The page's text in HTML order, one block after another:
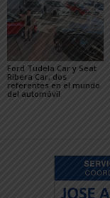
Ford Tudela Car y Seat
Ribera Car, dos
referentes en el mundo
del automóvil